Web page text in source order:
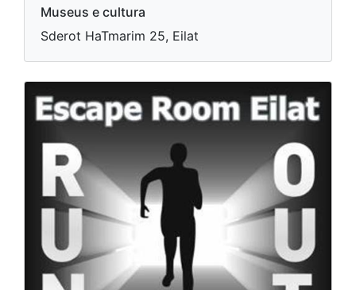
Museus e cultura
Sderot HaTmarim 25, Eilat